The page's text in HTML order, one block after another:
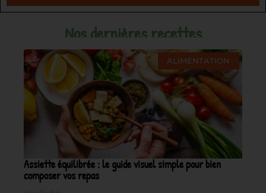
Nos dernières recettes
ALIMENTATION
Assiette équilibrée : le guide visuel simple pour bien
composer vos repas